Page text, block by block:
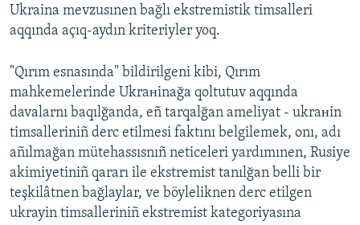
Ukraina mevzusınen bağlı ekstremistik timsalleri
aqqında açıq-aydın kriteriyler yoq.
"Qırım esnasında" bildirilgeni kibi, Qırım
mahkemelerinde Ukraнinağa qoltutuv aqqında
davalarnı baqılğanda, eñ tarqalğan ameliyat - ukraнin
timsalleriniñ derc etilmesi faktını belgilemek, onı, adı
añılmağan mütehassısnıñ neticeleri yardımınen, Rusiye
akimiyetiniñ qararı ile ekstremist tanılğan belli bir
teşkilâtnen bağlaylar, ve böyleliknen derc etilgen
ukrayin timsalleriniñ ekstremist kategoriyasına